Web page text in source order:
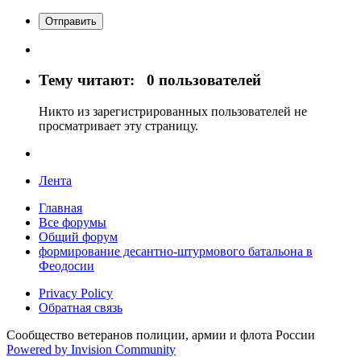
Отправить
Тему читают: 0 пользователей
Никто из зарегистрированных пользователей не
просматривает эту страницу.
Лента
Главная
Все форумы
Общий форум
формирование десантно-штурмового батальона в
Феодосии
Privacy Policy
Обратная связь
Сообщество ветеранов полиции, армии и флота России
Powered by Invision Community